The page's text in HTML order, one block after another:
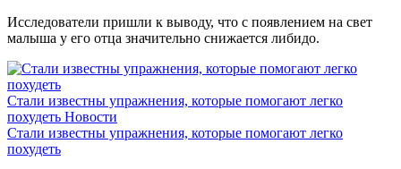
Исследователи пришли к выводу, что с появлением на свет
малыша у его отца значительно снижается либидо.
Стали известны упражнения, которые помогают легко
похудеть Новости
Стали известны упражнения, которые помогают легко
похудеть